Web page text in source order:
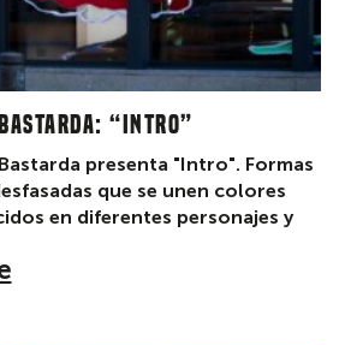
“INTRO”
presenta "Intro". Formas
que se unen colores
en diferentes personajes y